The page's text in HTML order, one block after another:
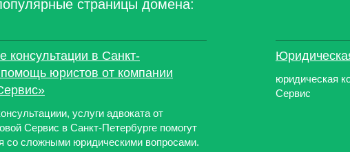
страницы домена:
консультации в Санкт-
юристов от компании
услуги адвоката от
Сервис в Санкт-Петербурге помогут
со сложными юридическими вопросами.
юридическая
Сервис